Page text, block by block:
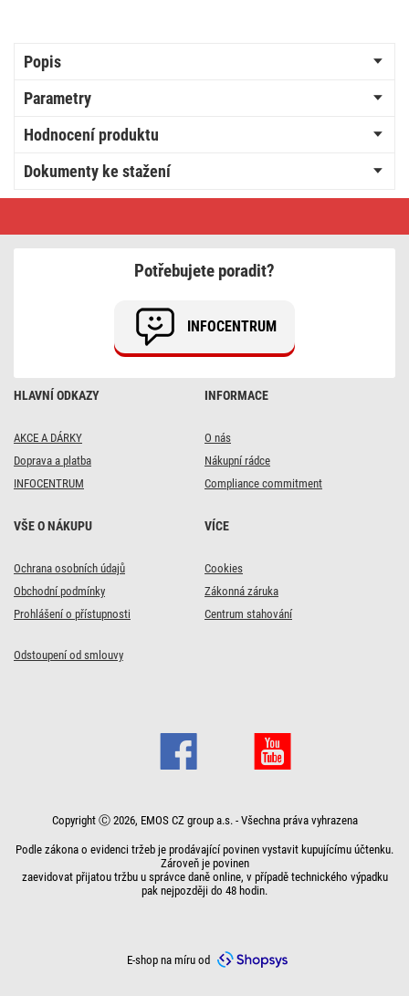
Popis
Parametry
Hodnocení produktu
Dokumenty ke stažení
žárovka
stmívatelná
WiFi
HLAVNÍ ODKAZY
AKCE A DÁRKY
Doprava a platba
INFOCENTRUM
INFORMACE
O nás
Nákupní rádce
Compliance commitment
VŠE O NÁKUPU
Ochrana osobních údajů
Obchodní podmínky
Prohlášení o přístupnosti
VÍCE
Cookies
Zákonná záruka
Centrum stahování
Odstoupení od smlouvy
Potřebujete poradit?
INFOCENTRUM
Copyright Ⓒ 2026, EMOS CZ group a.s. - Všechna práva vyhrazena
Podle zákona o evidenci tržeb je prodávající povinen vystavit kupujícímu účtenku.
Zároveň je povinen
zaevidovat přijatou tržbu u správce daně online, v případě technického výpadku
pak nejpozději do 48 hodin.
E-shop na míru od